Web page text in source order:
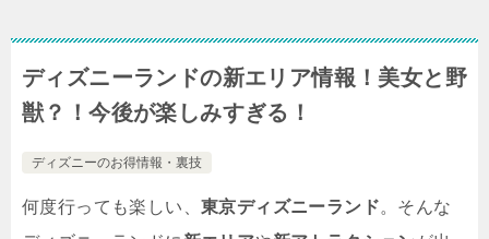
ディズニーランドの新エリア情報！美女と野
獣？！今後が楽しみすぎる！
ディズニーのお得情報・裏技
何度行っても楽しい、 東京ディズニーランド。そんな